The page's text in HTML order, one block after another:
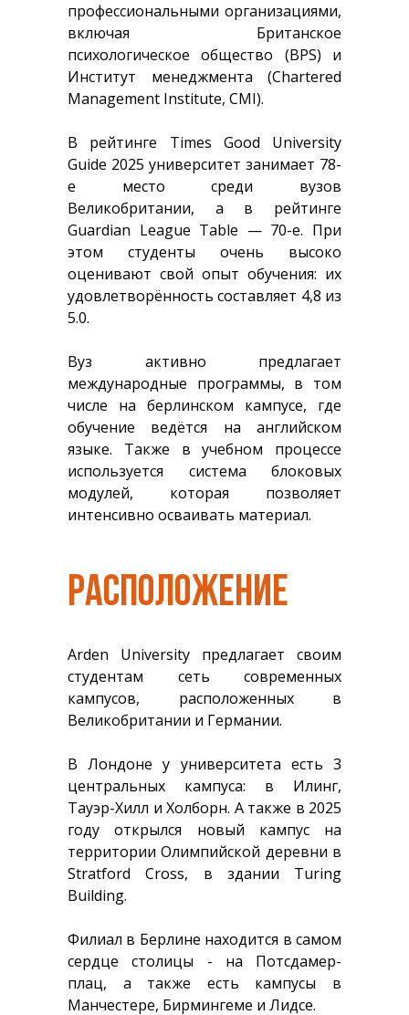
профессиональными организациями,
включая Британское
психологическое общество (BPS) и
Институт менеджмента (Chartered
Management Institute, CMI).
В рейтинге Times Good University
Guide 2025 университет занимает 78-
е место среди вузов
Великобритании, а в рейтинге
Guardian League Table — 70-е. При
этом студенты очень высоко
оценивают свой опыт обучения: их
удовлетворённость составляет 4,8 из
5.0.
Вуз активно предлагает
международные программы, в том
числе на берлинском кампусе, где
обучение ведётся на английском
языке. Также в учебном процессе
используется система блоковых
модулей, которая позволяет
интенсивно осваивать материал.
РАСПОЛОЖЕНИЕ
Arden University предлагает своим
студентам сеть современных
кампусов, расположенных в
Великобритании и Германии.
В Лондоне у университета есть 3
центральных кампуса: в Илинг,
Тауэр-Хилл и Холборн. А также в 2025
году открылся новый кампус на
территории Олимпийской деревни в
Stratford Cross, в здании Turing
Building.
Филиал в Берлине находится в самом
сердце столицы - на Потсдамер-
плац, а также есть кампусы в
Манчестере, Бирмингеме и Лидсе.